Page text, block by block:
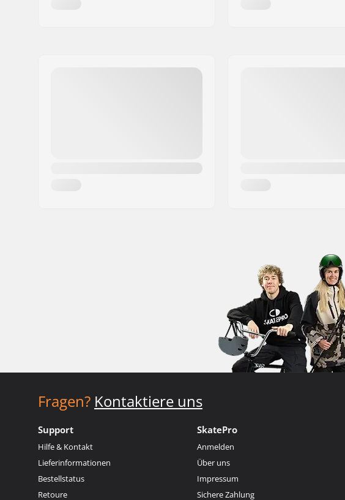
Fragen? Kontaktiere uns
Support
Hilfe & Kontakt
Lieferinformationen
Bestellstatus
Retoure
SkatePro
Anmelden
Über uns
Impressum
Sichere Zahlung